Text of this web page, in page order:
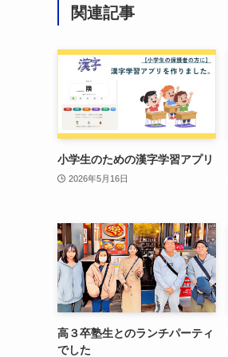
関連記事
小学生のための漢字学習アプリ
2026年5月16日
高３卒塾生とのランチパーティ
でした